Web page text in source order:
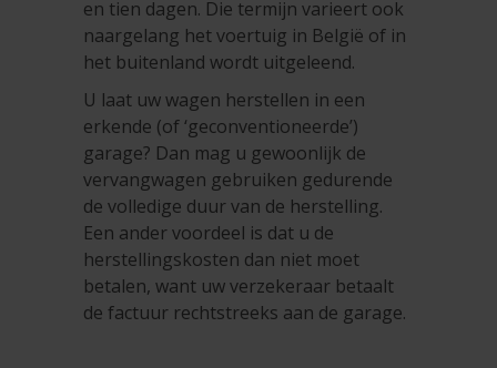
en tien dagen. Die termijn varieert ook
naargelang het voertuig in België of in
het buitenland wordt uitgeleend.
U laat uw wagen herstellen in een
erkende (of ‘geconventioneerde’)
garage? Dan mag u gewoonlijk de
vervangwagen gebruiken gedurende
de volledige duur van de herstelling.
Een ander voordeel is dat u de
herstellingskosten dan niet moet
betalen, want uw verzekeraar betaalt
de factuur rechtstreeks aan de garage.